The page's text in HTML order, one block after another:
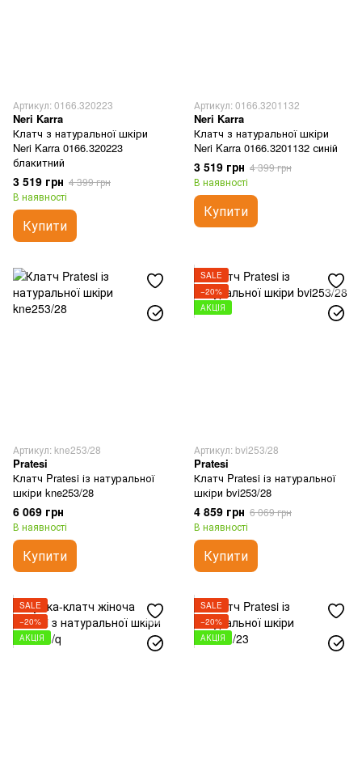
Артикул: 0166.320223
Neri Karra
Клатч з натуральної шкіри
Neri Karra 0166.320223
блакитний
3 519 грн 4 399 грн
В наявності
Купити
Артикул: 0166.3201132
Neri Karra
Клатч з натуральної шкіри
Neri Karra 0166.3201132 синій
3 519 грн 4 399 грн
В наявності
Купити
Артикул: kne253/28
Pratesi
Клатч Pratesi із натуральної
шкіри kne253/28
6 069 грн
В наявності
Купити
SALE
−20%
АКЦІЯ
Артикул: bvi253/28
Pratesi
Клатч Pratesi із натуральної
шкіри bvi253/28
4 859 грн 6 069 грн
В наявності
Купити
SALE
−20%
АКЦІЯ
SALE
−20%
АКЦІЯ